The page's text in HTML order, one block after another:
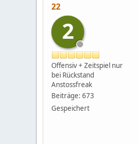
22
2
Offensiv + Zeitspiel nur
bei Rückstand
Anstossfreak
Beiträge: 673
Gespeichert